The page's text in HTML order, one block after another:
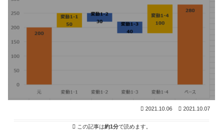
2021.10.06 2021.10.07
この記事は約1分で読めます。